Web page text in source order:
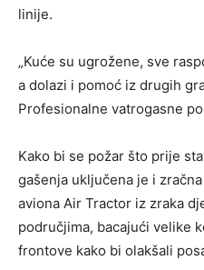
linije.
„Kuće su ugrožene, sve
a dolazi i pomoć iz drugih
Profesionalne vatrogasne
Kako bi se požar što prije
gašenja uključena je i
aviona Air Tractor iz zraka
područjima, bacajući velike
frontove kako bi olakšali